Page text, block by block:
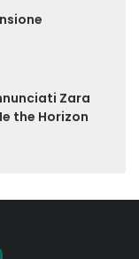
Zara
the Horizon